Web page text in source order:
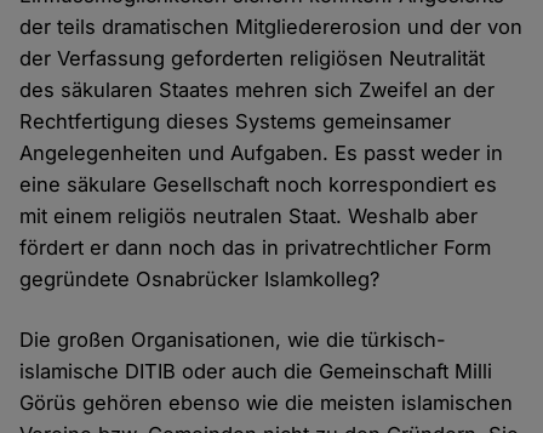
der teils dramatischen Mitgliedererosion und der von
der Verfassung geforderten religiösen Neutralität
des säkularen Staates mehren sich Zweifel an der
Rechtfertigung dieses Systems gemeinsamer
Angelegenheiten und Aufgaben. Es passt weder in
eine säkulare Gesellschaft noch korrespondiert es
mit einem religiös neutralen Staat. Weshalb aber
fördert er dann noch das in privatrechtlicher Form
gegründete Osnabrücker Islamkolleg?
Die großen Organisationen, wie die türkisch-
islamische DITIB oder auch die Gemeinschaft Milli
Görüs gehören ebenso wie die meisten islamischen